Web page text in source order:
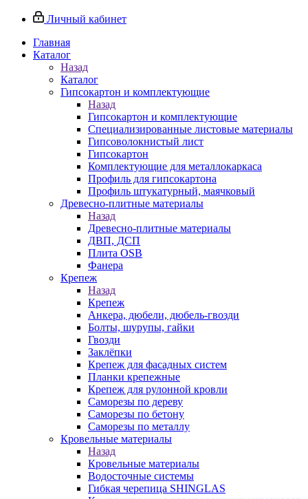
Личный кабинет
Главная
Каталог
Назад
Каталог
Гипсокартон и комплектующие
Назад
Гипсокартон и комплектующие
Специализированные листовые материалы
Гипсоволокнистый лист
Гипсокартон
Комплектующие для металлокаркаса
Профиль для гипсокартона
Профиль штукатурный, маячковый
Древесно-плитные материалы
Назад
Древесно-плитные материалы
ДВП, ДСП
Плита OSB
Фанера
Крепеж
Назад
Крепеж
Анкера, дюбели, дюбель-гвозди
Болты, шурупы, гайки
Гвозди
Заклёпки
Крепеж для фасадных систем
Планки крепежные
Крепеж для рулонной кровли
Саморезы по дереву
Саморезы по бетону
Саморезы по металлу
Кровельные материалы
Назад
Кровельные материалы
Водосточные системы
Гибкая черепица SHINGLAS